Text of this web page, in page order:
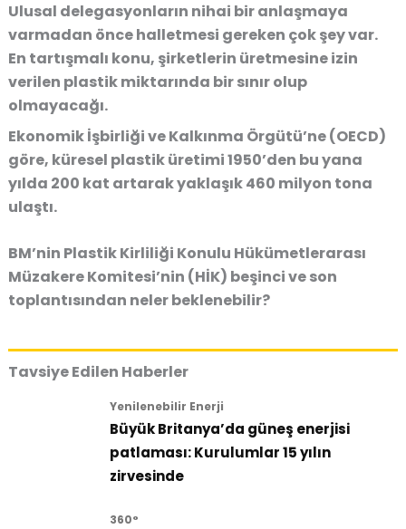
Ulusal delegasyonların nihai bir anlaşmaya
varmadan önce halletmesi gereken çok şey var.
En tartışmalı konu, şirketlerin üretmesine izin
verilen plastik miktarında bir sınır olup
olmayacağı.
Ekonomik İşbirliği ve Kalkınma Örgütü’ne (OECD)
göre, küresel plastik üretimi 1950’den bu yana
yılda 200 kat artarak yaklaşık 460 milyon tona
ulaştı.
BM’nin Plastik Kirliliği Konulu Hükümetlerarası
Müzakere Komitesi’nin (HİK) beşinci ve son
toplantısından neler beklenebilir?
Tavsiye Edilen Haberler
Yenilenebilir Enerji
Büyük Britanya’da güneş enerjisi
patlaması: Kurulumlar 15 yılın
zirvesinde
360°